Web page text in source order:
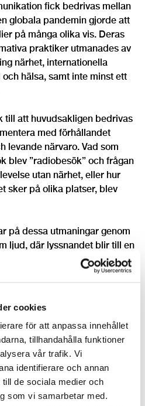
cookies
för att anpassa innehållet
tillhandahålla funktioner
vår trafik. Vi
identifierare och annan
de sociala medier och
som vi samarbetar med.
fick bedrivas mellan
globala pandemin gjorde att
på många olika vis. Deras
praktiker utmanades av
närhet, internationella
hälsa, samt inte minst ett
till att huvudsakligen bedrivas
med förhållandet
levande närvaro. Vad som
blev ”radiobesök” och frågan
utan närhet, eller hur
sker på olika platser, blev
på dessa utmaningar genom
ljud, där lyssnandet blir till en
som vid beröring, men
på den tid och plats som
av konstnärerna själva med
gjord av röster/ljud från